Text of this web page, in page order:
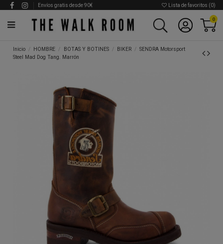
Envíos gratis desde 90€ Lista de favoritos (0)
0
Inicio HOMBRE BOTAS Y BOTINES BIKER
SENDRA Motorsport
Steel Mad Dog Tang. Marrón